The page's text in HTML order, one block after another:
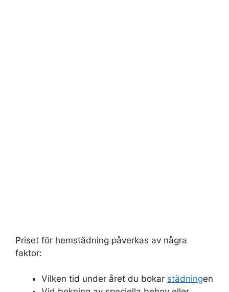
Priset för hemstädning påverkas av några
faktor:
Vilken tid under året du bokar städningen